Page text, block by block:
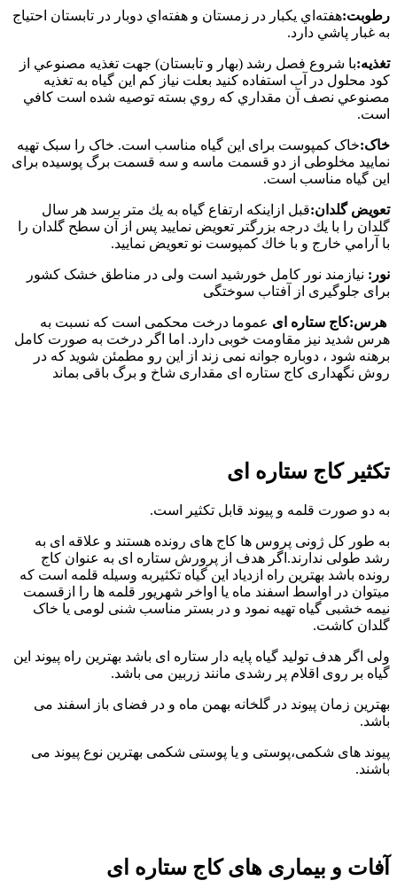
رطوبت:هفته‌اي يكبار در زمستان و هفته‌اي دوبار در تابستان احتياج
به غبار پاشي دارد.
تغذيه:با شروع فصل رشد (بهار و تابستان) جهت تغذيه مصنوعي از
كود محلول در آب استفاده كنيد بعلت نياز كم اين گياه به تغذيه
مصنوعي نصف آن مقداري كه روي بسته توصيه شده است كافي
است.
خاک:خاک کمپوست برای این گیاه مناسب است. خاک را سبک تهیه
نمایید مخلوطی از دو قسمت ماسه و سه قسمت برگ پوسیده برای
این گیاه مناسب است.
تعويض گلدان:قبل ازاينكه ارتفاع گياه به يك متر برسد هر سال
گلدان را با يك درجه بزرگتر تعويض نماييد پس از آن سطح گلدان را
با آرامي خارج و با خاك كمپوست نو تعويض نماييد.
نور: نیازمند نور کامل خورشید است ولی در مناطق خشک کشور
برای جلوگیری از آفتاب سوختگی
هرس:کاج ستاره ای عموما درخت محکمی است که نسبت به
هرس شدید نیز مقاومت خوبی دارد. اما اگر درخت به صورت کامل
برهنه شود ، دوباره جوانه نمی زند از این رو مطمئن شوید که در
روش نگهداری کاج ستاره ای مقداری شاخ و برگ باقی بماند
تکثیر کاج ستاره ای
به دو صورت قلمه و پیوند قابل تکثیر است.
به طور کل ژونی پروس ها کاج های رونده هستند و علاقه ای به
رشد طولی ندارند.اگر هدف از پرورش ستاره ای به عنوان کاج
رونده باشد بهترین راه ازدیاد این گیاه تکثیربه وسیله قلمه است که
میتوان در اواسط اسفند ماه یا اواخر شهریور قلمه ها را ازقسمت
نیمه خشبی گیاه تهیه نمود و در بستر مناسب شنی لومی یا خاک
گلدان کاشت.
ولی اگر هدف تولید گیاه پایه دار ستاره ای باشد بهترین راه پیوند این
گیاه بر روی اقلام پر رشدی مانند زربین می باشد.
بهترین زمان پیوند در گلخانه بهمن ماه و در فضای باز اسفند می
باشد.
پیوند های شکمی،پوستی و یا پوستی شکمی بهترین نوع پیوند می
باشند.
آفات و بیماری های کاج ستاره ای